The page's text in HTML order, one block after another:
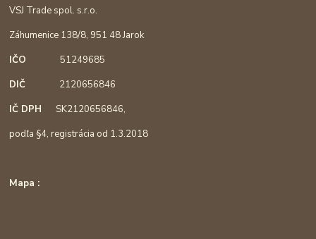
VSJ Trade spol. s.r.o.
Záhumenice 138/8, 951 48 Jarok
IČO51249685
DIČ 2120656846
IČ DPHSK2120656846,
podľa §4, registrácia od 1.3.2018
Mapa :